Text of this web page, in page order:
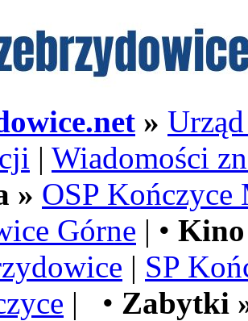
»
| Wiadomości
» OSP Kończyce
Górne | •
| SP
| • Zabytki